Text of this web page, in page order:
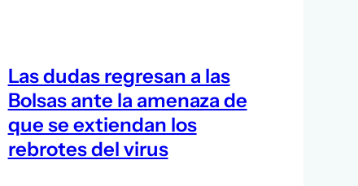
Las dudas regresan a las
Bolsas ante la amenaza de
que se extiendan los
rebrotes del virus